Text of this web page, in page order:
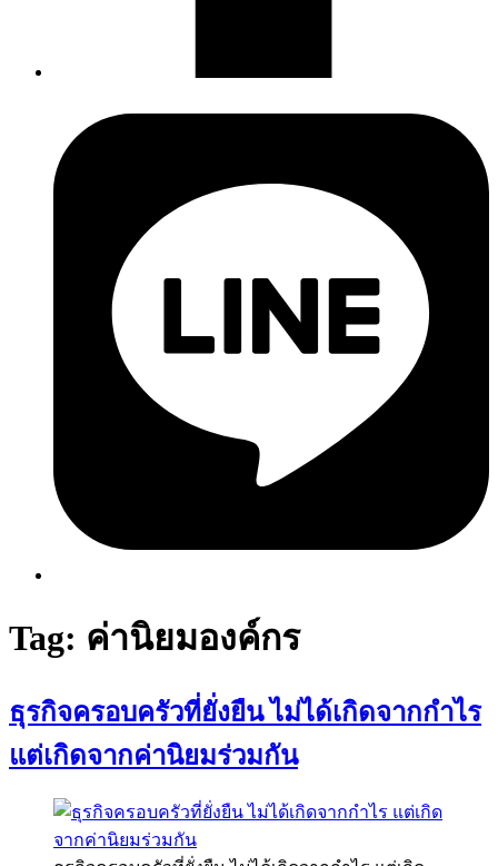
Tag: ค่านิยมองค์กร
ธุรกิจครอบครัวที่ยั่งยืน ไม่ได้เกิดจากกำไร
แต่เกิดจากค่านิยมร่วมกัน